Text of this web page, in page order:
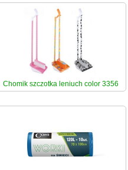
Chomik szczotka leniuch color 3356